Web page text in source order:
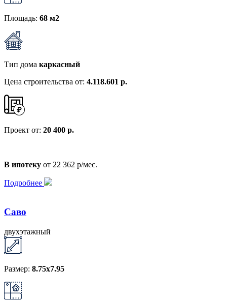
Площадь: 68 м2
Тип дома каркасный
Цена строительства от: 4.118.601 р.
Проект от: 20 400 р.
В ипотеку от 22 362 р/мес.
Подробнее
Саво
двухэтажный
Размер: 8.75х7.95